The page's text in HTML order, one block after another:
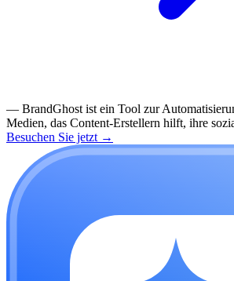
— BrandGhost ist ein Tool zur
Medien, das Content-Erstellern hilft, ihre
Besuchen Sie jetzt →